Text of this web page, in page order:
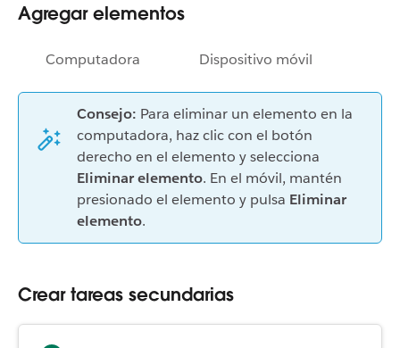
Agregar elementos
Computadora Dispositivo móvil
Consejo: Para eliminar un elemento en la
computadora, haz clic con el botón
derecho en el elemento y selecciona
Eliminar elemento. En el móvil, mantén
presionado el elemento y pulsa Eliminar
elemento.
Crear tareas secundarias